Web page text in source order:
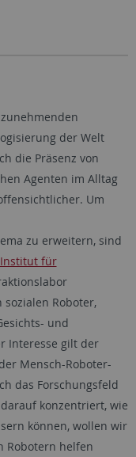
der Welt
die Präsenz von
Agenten im Alltag
Um
zu erweitern, sind
für
Roboter,
und
Interesse gilt der
Mensch-Roboter-
das Forschungsfeld
konzentriert, wie
können, wollen wir
Robotern helfen